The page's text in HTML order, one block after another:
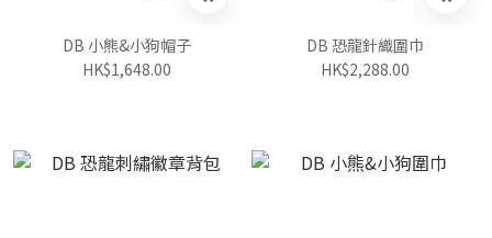
DB 小熊&小狗帽子
HK$1,648.00
DB 恐龍針織圍巾
HK$2,288.00